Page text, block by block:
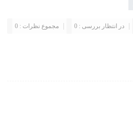
مجموع نظرات : 0 در انتظار بررسی : 0